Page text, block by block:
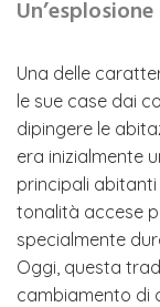
Una delle
le sue case dai
dipingere le
era inizialmente
principali abitanti
tonalità accese
specialmente
Oggi, questa
cambiamento di